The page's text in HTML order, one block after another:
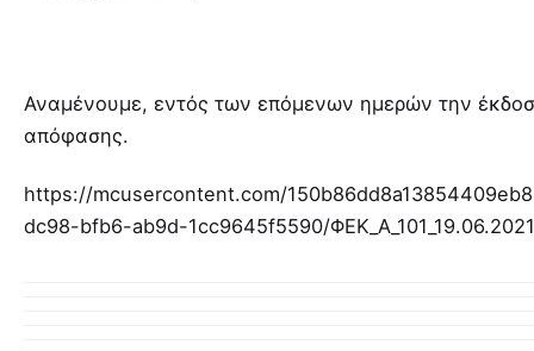
Αναμένουμε, εντός των επόμενων ημερών την
απόφασης.
https://mcusercontent.com/
dc98-bfb6-ab9d-1cc9645f5590/